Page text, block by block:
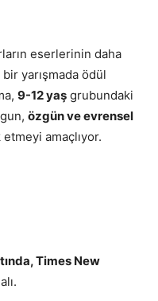
eserlerinin daha
yarışmada ödül
9-12 yaş grubundaki
özgün ve evrensel
amaçlıyor.
Times New